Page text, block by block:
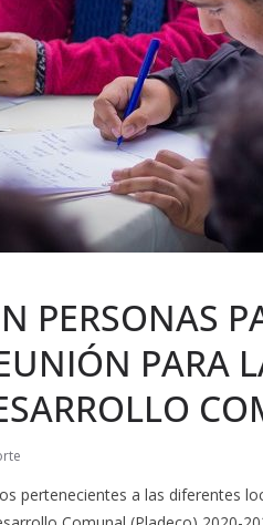
PERSONAS
PARA
pertenecientes a las diferentes